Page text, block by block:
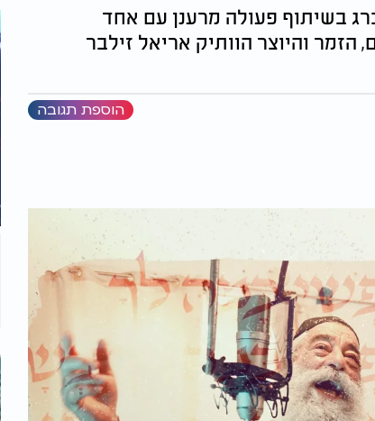
בשיתוף פעולה מרענן עם אחד
והיוצר הוותיק אריאל זילבר
הוספת תגובה